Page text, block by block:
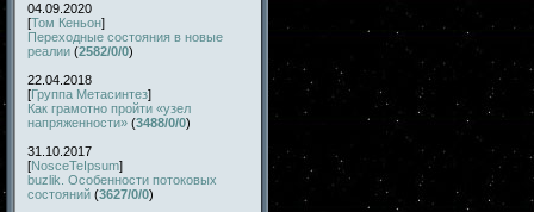
04.09.2020
[Том Кеньон]
Переходные состояния в новые
реалии (2582/0/0)
22.04.2018
[Группа Метасинтез]
Как грамотно пройти «узел
напряженности» (3488/0/0)
31.10.2017
[NosceTeIpsum]
buzlik. Особенности потоковых
состояний (3627/0/0)